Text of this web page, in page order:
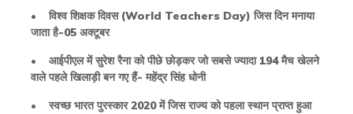
• विश्व शिक्षक दिवस (World Teachers Day) जिस दिन मनाया
जाता है-05 अक्टूबर
• आईपीएल में सुरेश रैना को पीछे छोड़कर जो सबसे ज्यादा 194 मैच खेलने
वाले पहले खिलाड़ी बन गए हैं- महेंद्र सिंह धोनी
• स्वच्छ भारत पुरस्कार 2020 में जिस राज्य को पहला स्थान प्राप्त हुआ